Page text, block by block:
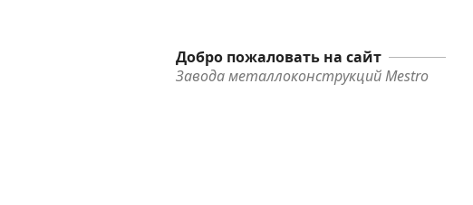
Добро пожаловать на сайт
Завода металлоконструкций Mestro